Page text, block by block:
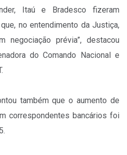
Itaú e Bradesco fizeram
no entendimento da Justiça,
negociação prévia”, destacou
do Comando Nacional e
também que o aumento de
correspondentes bancários foi